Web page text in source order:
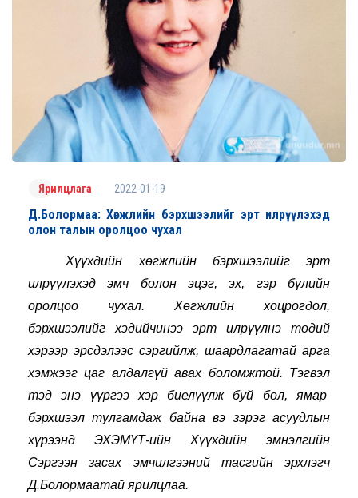
Ярилцлага 2022-01-19
Д.Болормаа: Хөгжлийн бэрхшээлийг эрт илрүүлэхэд
олон талын оролцоо чухал
Хүүхдийн хөгжлийн бэрхшээлийг эрт
илрүүлэхэд эмч болон эцэг, эх, гэр бүлийн
оролцоо чухал. Хөгжлийн хоцрогдол,
бэрхшээлийг хэдийчинээ эрт илрүүлнэ төдий
хэрээр эрсдэлээс сэргийлж, шаардлагатай арга
хэмжээг цаг алдалгүй авах боломжтой. Тэгвэл
тэд энэ үүргээ хэр биелүүлж буй бол, ямар
бэрхшээл тулгамдаж байна вэ зэрэг асуудлын
хүрээнд ЭХЭМҮТ-ийн Хүүхдийн эмнэлгийн
Сэргээн засах эмчилгээний тасгийн эрхлэгч
Д.Болормаатай ярилцлаа.